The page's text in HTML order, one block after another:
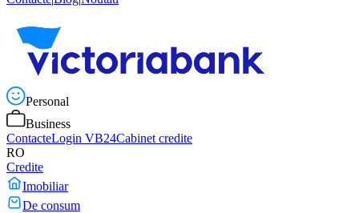
Personal
Business
ContacteLogin VB24Cabinet credite
RO
Credite
Imobiliar
De consum